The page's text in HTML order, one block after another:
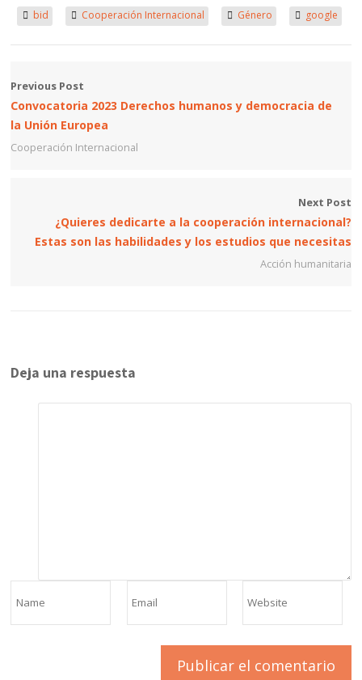
bid Cooperación Internacional Género google
Previous Post
Convocatoria 2023 Derechos humanos y democracia de
la Unión Europea
Cooperación Internacional
Next Post
¿Quieres dedicarte a la cooperación internacional?
Estas son las habilidades y los estudios que necesitas
Acción humanitaria
Deja una respuesta